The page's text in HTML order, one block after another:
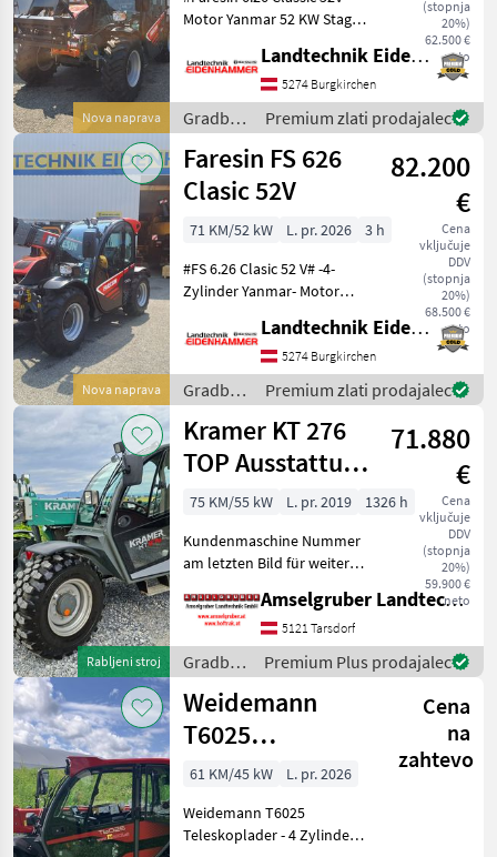
Nova naprava
(stopnja
20%)
62.500 €
neto
Motor Yanmar 52 KW Stage
30 km/h -Euroaufnahme
mit Schnellwechselsystem -
Lasthaken drehbar -man.
Ventilbl
Landtechnik Eidenhammer GmbH
5274 Burgkirchen
Gradbeni
stroji /
Faresin
Premium zlati prodajalec
Nova naprava
Faresin FS 626
Clasic 52V
82.200
€
Cena
vključuje
DDV
(stopnja
20%)
68.500 €
neto
71 KM/52 kW L. pr. 2026
3 h
#FS 6.26 Clasic 52 V# -4-
Zylinder Yanmar- Motor
Sharing Verteiler -
Elektronischer Antrieb
Ecosmart Start & Stop -
hydrostatischre Fahran
Landtechnik Eidenhammer GmbH
5274 Burgkirchen
Gradbeni
stroji /
Faresin
Premium zlati prodajalec
Rabljeni stroj
Kramer KT 276
TOP Ausstattung
nur 1.300
Betriebsstunden
71.880
€
Cena
vključuje
DDV
(stopnja
20%)
59.900 €
neto
75 KM/55 kW L. pr. 2019
1326 h
Kundenmaschine Nummer
am letzten Bild für weitere
Kramer KT 276 in TOP
Zustand Erhöhte Kabine
Bibload Reifen 400/70 R 20
Zusätzliche A
Amselgruber Landtechnik GmbH
5121 Tarsdorf
Gradbeni
stroji /
Kramer
Premium Plus prodajalec
Weidemann
T6025
Teleskoplader
Cena
na
zahtevo
61 KM/45 kW
L. pr. 2026
Weidemann T6025
Teleskoplader - 4 Zylinder